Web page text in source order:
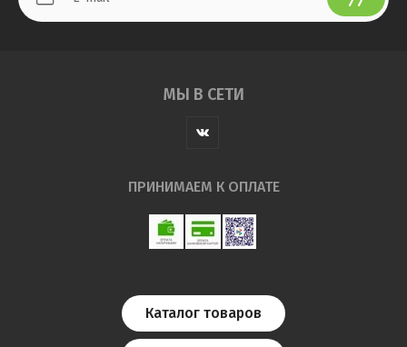
МЫ В СЕТИ
ПРИНИМАЕМ К ОПЛАТЕ
Каталог товаров